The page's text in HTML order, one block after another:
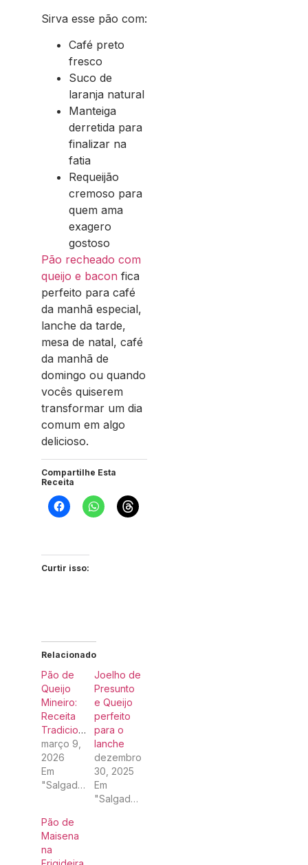
Sirva esse pão com:
Café preto
fresco
Suco de
laranja natural
Manteiga
derretida para
finalizar na
fatia
Requeijão
cremoso para
quem ama
exagero
gostoso
Pão recheado com
queijo e bacon fica
perfeito para café
da manhã especial,
lanche da tarde,
mesa de natal, café
da manhã de
domingo ou quando
vocês quiserem
transformar um dia
comum em algo
delicioso.
Compartilhe Esta
Receita
Curtir isso:
Relacionado
Pão de
Queijo
Mineiro:
Receita
Tradicional
março 9,
2026
Em
"Salgados"
Joelho de
Presunto
e Queijo
perfeito
para o
lanche
dezembro
30, 2025
Em
"Salgados"
Pão de
Maisena
na